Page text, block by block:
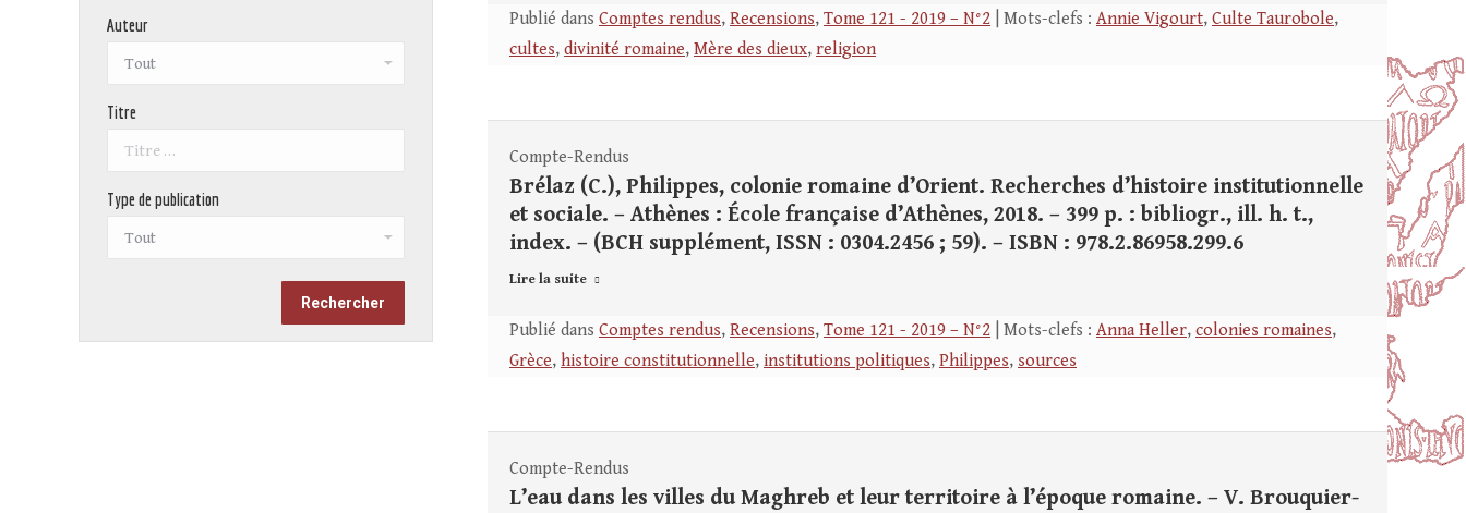
Publié dans Comptes rendus, Recensions, Tome 121 - 2019 – N°2 | Mots-clefs : Annie Vigourt, Culte Taurobole,
cultes, divinité romaine, Mère des dieux, religion
Compte-Rendus
Brélaz (C.), Philippes, colonie romaine d’Orient. Recherches d’histoire institutionnelle
et sociale. – Athènes : École française d’Athènes, 2018. – 399 p. : bibliogr., ill. h. t.,
index. – (BCH supplément, ISSN : 0304.2456 ; 59). – ISBN : 978.2.86958.299.6
Lire la suite
Publié dans Comptes rendus, Recensions, Tome 121 - 2019 – N°2 | Mots-clefs : Anna Heller, colonies romaines,
Grèce, histoire constitutionnelle, institutions politiques, Philippes, sources
Compte-Rendus
L’eau dans les villes du Maghreb et leur territoire à l’époque romaine. – V. Brouquier-
Auteur
Titre
Type de publication